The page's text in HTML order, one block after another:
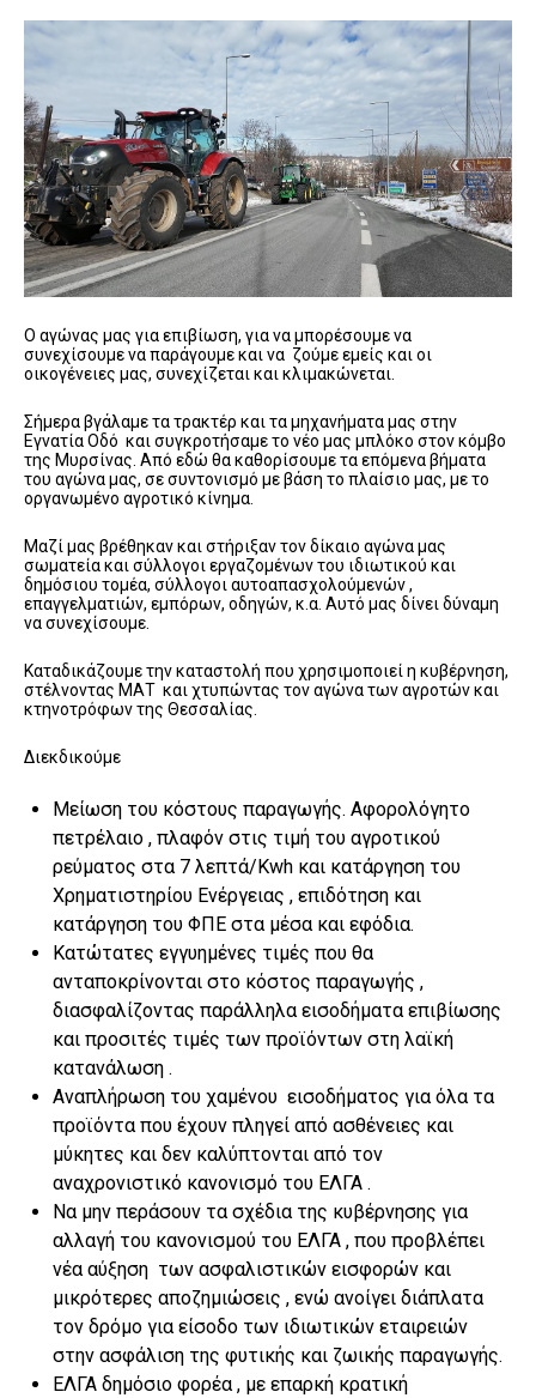
Ο αγώνας μας για επιβίωση, για να μπορέσουμε να
συνεχίσουμε να παράγουμε και να ζούμε εμείς και οι
οικογένειες μας, συνεχίζεται και κλιμακώνεται.
Σήμερα βγάλαμε τα τρακτέρ και τα μηχανήματα μας στην
Εγνατία Οδό και συγκροτήσαμε το νέο μας μπλόκο στον κόμβο
της Μυρσίνας. Από εδώ θα καθορίσουμε τα επόμενα βήματα
του αγώνα μας, σε συντονισμό με βάση το πλαίσιο μας, με το
οργανωμένο αγροτικό κίνημα.
Μαζί μας βρέθηκαν και στήριξαν τον δίκαιο αγώνα μας
σωματεία και σύλλογοι εργαζομένων του ιδιωτικού και
δημόσιου τομέα, σύλλογοι αυτοαπασχολούμενών ,
επαγγελματιών, εμπόρων, οδηγών, κ.α. Αυτό μας δίνει δύναμη
να συνεχίσουμε.
Καταδικάζουμε την καταστολή που χρησιμοποιεί η κυβέρνηση,
στέλνοντας ΜΑΤ και χτυπώντας τον αγώνα των αγροτών και
κτηνοτρόφων της Θεσσαλίας.
Διεκδικούμε
Μείωση του κόστους παραγωγής. Αφορολόγητο
πετρέλαιο , πλαφόν στις τιμή του αγροτικού
ρεύματος στα 7 λεπτά/Kwh και κατάργηση του
Χρηματιστηρίου Ενέργειας , επιδότηση και
κατάργηση του ΦΠΕ στα μέσα και εφόδια.
Κατώτατες εγγυημένες τιμές που θα
ανταποκρίνονται στο κόστος παραγωγής ,
διασφαλίζοντας παράλληλα εισοδήματα επιβίωσης
και προσιτές τιμές των προϊόντων στη λαϊκή
κατανάλωση .
Αναπλήρωση του χαμένου εισοδήματος για όλα τα
προϊόντα που έχουν πληγεί από ασθένειες και
μύκητες και δεν καλύπτονται από τον
αναχρονιστικό κανονισμό του ΕΛΓΑ .
Να μην περάσουν τα σχέδια της κυβέρνησης για
αλλαγή του κανονισμού του ΕΛΓΑ , που προβλέπει
νέα αύξηση των ασφαλιστικών εισφορών και
μικρότερες αποζημιώσεις , ενώ ανοίγει διάπλατα
τον δρόμο για είσοδο των ιδιωτικών εταιρειών
στην ασφάλιση της φυτικής και ζωικής παραγωγής.
ΕΛΓΑ δημόσιο φορέα , με επαρκή κρατική